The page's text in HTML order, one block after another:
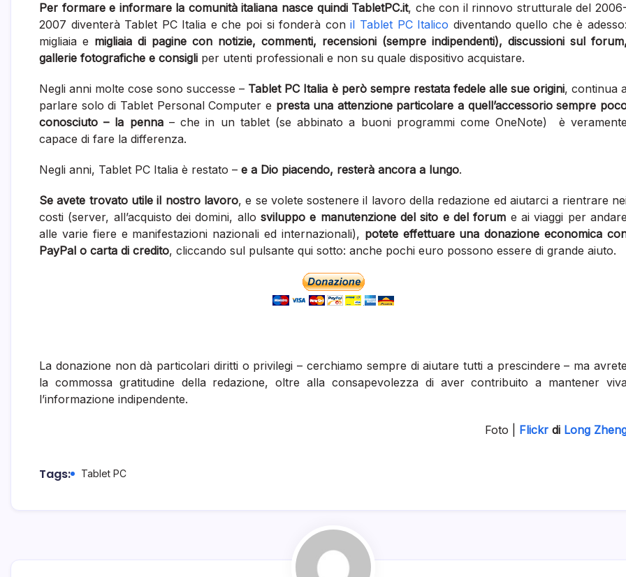
Per formare e informare la comunità italiana nasce quindi TabletPC.it, che con il rinnovo strutturale del 2006-
2007 diventerà Tablet PC Italia e che poi si fonderà conil Tablet PC Italico diventando quello che è adesso:
migliaia e migliaia di pagine con notizie, commenti, recensioni (sempre indipendenti), discussioni sul forum,
gallerie fotografiche e consigli per utenti professionali e non su quale dispositivo acquistare.
Negli anni molte cose sono successe – Tablet PC Italia è però sempre restata fedele alle sue origini, continua
parlare solo di Tablet Personal Computer e presta una attenzione particolare a quell’accessorio sempre
conosciuto – la penna– che in un tablet (se abbinato a buoni programmi come OneNote) è veramente
capace di fare la differenza.
Negli anni, Tablet PC Italia è restato – e a Dio piacendo, resterà ancora a lungo.
Se avete trovato utile il nostro lavoro, e se volete sostenere il lavoro della redazione ed aiutarci a rientrare
costi (server, all’acquisto dei domini, allo sviluppo e manutenzione del sito e del forum e ai viaggi per andare
alle varie fiere e manifestazioni nazionali ed internazionali), potete effettuare una donazione economica
PayPal o carta di credito, cliccando sul pulsante qui sotto: anche pochi euro possono essere di grande aiuto.
La donazione non dà particolari diritti o privilegi – cerchiamo sempre di aiutare tutti a prescindere – ma avrete
la commossa gratitudine della redazione, oltre alla consapevolezza di aver contribuito a mantener
l’informazione indipendente.
Foto | Flickr di Long
Tags: Tablet PC